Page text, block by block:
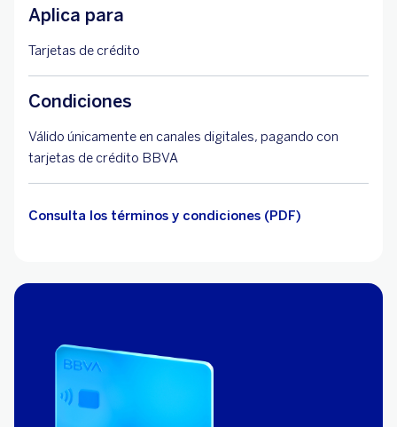
Aplica para
Tarjetas de crédito
Condiciones
Válido únicamente en canales digitales, pagando con
tarjetas de crédito BBVA
Consulta los términos y condiciones (PDF)